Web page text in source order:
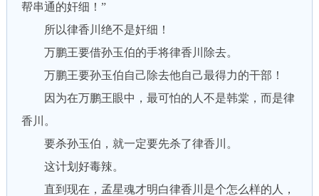
帮串通的奸细！”
所以律香川绝不是奸细！
万鹏王要借孙玉伯的手将律香川除去。
万鹏王要孙玉伯自己除去他自己最得力的干部！
因为在万鹏王眼中，最可怕的人不是韩棠，而是律
香川。
要杀孙玉伯，就一定要先杀了律香川。
这计划好毒辣。
直到现在，孟星魂才明白律香川是个怎么样的人，